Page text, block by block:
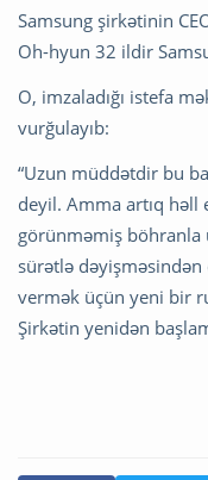
Samsung şirkətinin
Oh-hyun 32 ildir
O, imzaladığı istefa
vurğulayıb:
“Uzun müddətdir bu
deyil. Amma artıq
görünməmiş böhranla
sürətlə dəyişməsindən
vermək üçün yeni bir
Şirkətin yenidən